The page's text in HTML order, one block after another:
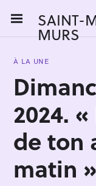
i
SAINT-
MURS
À LA UNE
2024.
de ton
matin »